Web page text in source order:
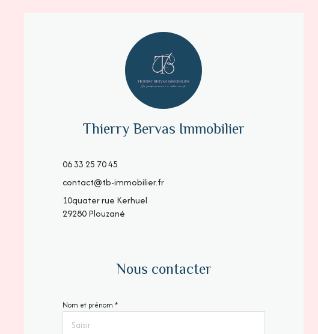
Thierry Bervas Immobilier
06 33 25 70 45
contact@tb-immobilier.fr
10quater rue Kerhuel
29280 Plouzané
Nous contacter
Nom et prénom *